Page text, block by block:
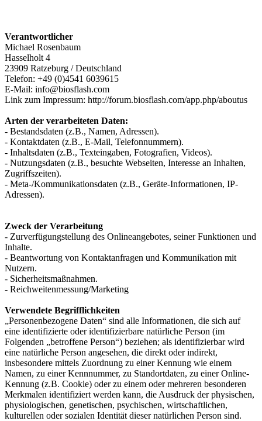
Verantwortlicher
Michael Rosenbaum
Hasselholt 4
23909 Ratzeburg / Deutschland
Telefon: +49 (0)4541 6039615
E-Mail: info@biosflash.com
Link zum Impressum: http://forum.biosflash.com/app.php/aboutus
Arten der verarbeiteten Daten:
- Bestandsdaten (z.B., Namen, Adressen).
- Kontaktdaten (z.B., E-Mail, Telefonnummern).
- Inhaltsdaten (z.B., Texteingaben, Fotografien, Videos).
- Nutzungsdaten (z.B., besuchte Webseiten, Interesse an Inhalten,
Zugriffszeiten).
- Meta-/Kommunikationsdaten (z.B., Geräte-Informationen, IP-
Adressen).
Zweck der Verarbeitung
- Zurverfügungstellung des Onlineangebotes, seiner Funktionen und
Inhalte.
- Beantwortung von Kontaktanfragen und Kommunikation mit
Nutzern.
- Sicherheitsmaßnahmen.
- Reichweitenmessung/Marketing
Verwendete Begrifflichkeiten
„Personenbezogene Daten“ sind alle Informationen, die sich auf
eine identifizierte oder identifizierbare natürliche Person (im
Folgenden „betroffene Person“) beziehen; als identifizierbar wird
eine natürliche Person angesehen, die direkt oder indirekt,
insbesondere mittels Zuordnung zu einer Kennung wie einem
Namen, zu einer Kennnummer, zu Standortdaten, zu einer Online-
Kennung (z.B. Cookie) oder zu einem oder mehreren besonderen
Merkmalen identifiziert werden kann, die Ausdruck der physischen,
physiologischen, genetischen, psychischen, wirtschaftlichen,
kulturellen oder sozialen Identität dieser natürlichen Person sind.